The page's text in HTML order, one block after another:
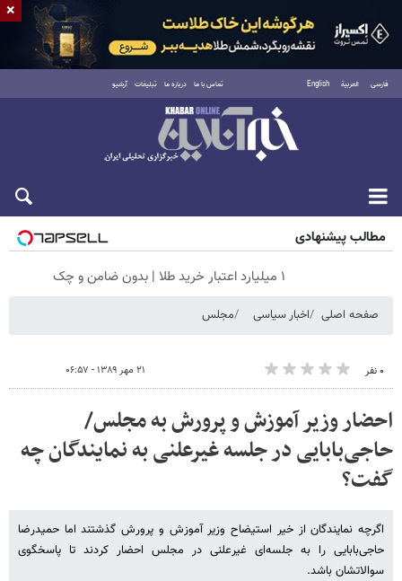
فارسی العربية English تماس با ما درباره ما تبلیغات آرشیو
جمعه ۱۶ مرداد ۱۴۰۵
مطالب پیشنهادی
۱ میلیارد اعتبار خرید طلا | بدون ضامن و چک
صفحه اصلی اخبار سیاسی مجلس
۰ نفر ۲۱ مهر ۱۳۸۹ - ۰۶:۵۷
احضار وزیر آموزش و پرورش به مجلس/
حاجی‌بابایی در جلسه غیرعلنی به نمایندگان چه
گفت؟
اگرچه نمایندگان از خیر استیضاح وزیر آموزش و پرورش گذشتند اما حمیدرضا
حاجی‌بابایی را به جلسه‌ای غیرعلنی در مجلس احضار کردند تا پاسخگوی
سوالاتشان باشد.
×